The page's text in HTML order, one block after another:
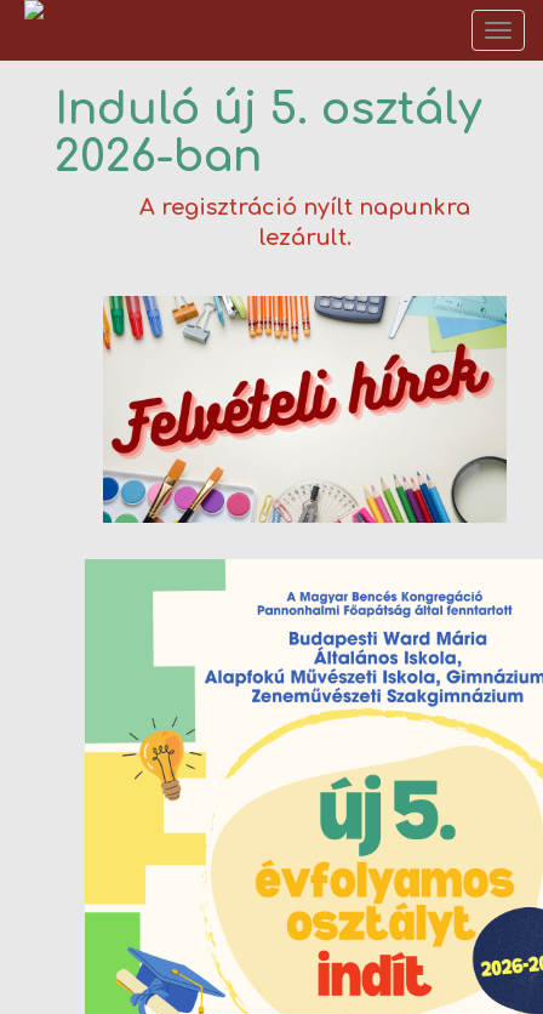
ISKOLÁNKRÓL
FELVÉTELI
DIÁKÉLET
TANÁRAINK
ALAPÍTVÁNYUNK
WARD SHOP
EREDMÉNYEINK
ÖKOISKOLA
TEREMBÉRLÉS
Induló új 5. osztály
2026-ban
A regisztráció nyílt napunkra
lezárult.